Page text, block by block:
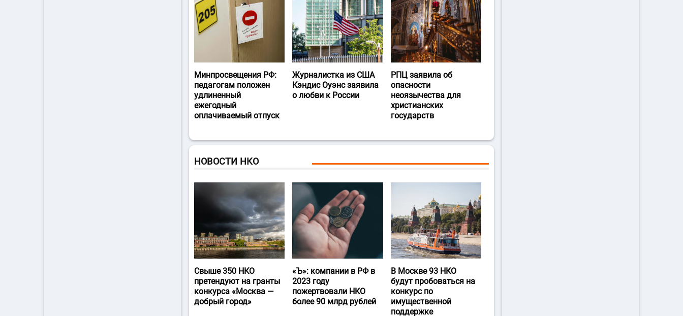
Минпросвещения РФ:
педагогам положен
удлиненный
ежегодный
оплачиваемый отпуск
Журналистка из США
Кэндис Оуэнс заявила
о любви к России
РПЦ заявила об
опасности
неоязычества для
христианских
государств
НОВОСТИ НКО
Свыше 350 НКО
претендуют на гранты
конкурса «Москва —
добрый город»
«Ъ‎»: компании в РФ в
2023 году
пожертвовали НКО
более 90 млрд рублей
В Москве 93 НКО
будут пробоваться на
конкурс по
имущественной
поддержке